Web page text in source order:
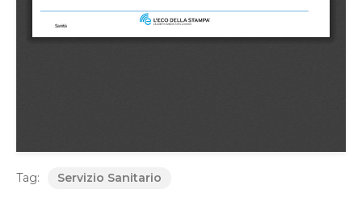
Tag: Servizio Sanitario